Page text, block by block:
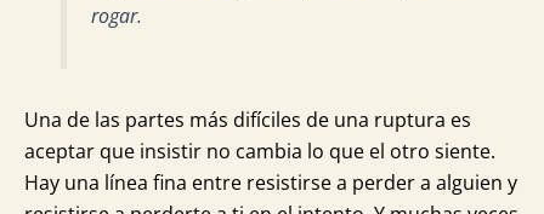
rogar.
Una de las partes más difíciles de una ruptura es
aceptar que insistir no cambia lo que el otro siente.
Hay una línea fina entre resistirse a perder a alguien y